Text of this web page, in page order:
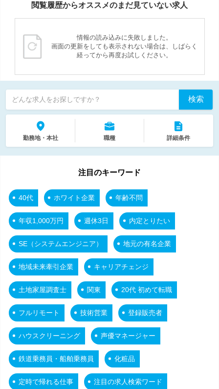
閲覧履歴からオススメのまだ見ていない求人
情報の読み込みに失敗しました。
画面の更新をしても表示されない場合は、しばらく
経ってから再度お試しください。
どんな求人をお探しですか？ 検索
勤務地・本社 職種 詳細条件
注目のキーワード
40代 ホワイト企業 年齢不問
年収1,000万円 週休3日 内定とりたい
SE（システムエンジニア） 地元の有名企業
地域未来牽引企業 キャリアチェンジ
土地家屋調査士 関東 20代 初めて転職
フルリモート 技術営業 登録販売者
ハウスクリーニング 声優マネージャー
鉄道乗務員・船舶乗務員 化粧品
定時で帰れる仕事 注目の求人検索ワード